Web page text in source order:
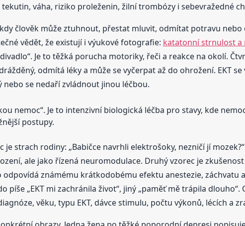
váha, riziko proleženin, žilní trombózy i sebevražedné
člověk může ztuhnout, přestat mluvit, odmítat potravu
vědět, že existují i výukové fotografie: katatonní strnulost a
Je to těžká porucha motoriky, řeči a reakce na okolí.
odmítá léky a může se vyčerpat až do ohrožení. EKT
nebo se nedaří zvládnout jinou léčbou.
nemoc“. Je to intenzivní biologická léčba pro stavy, kde
postupy.
strach rodiny: „Babičce navrhli elektrošoky, nezničí jí
ale jako řízená neuromodulace. Druhý vzorec je
odpovídá známému krátkodobému efektu anestezie,
píše „EKT mi zachránila život“, jiný „paměť mě trápila
věku, typu EKT, dávce stimulu, počtu výkonů, lécích a